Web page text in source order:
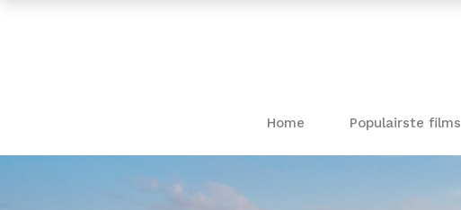
Home Populairste films